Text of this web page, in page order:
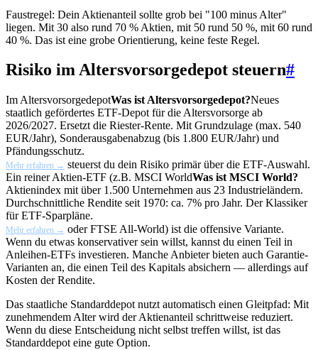
Faustregel: Dein Aktienanteil sollte grob bei "100 minus Alter"
liegen. Mit 30 also rund 70 % Aktien, mit 50 rund 50 %, mit 60 rund
40 %. Das ist eine grobe Orientierung, keine feste Regel.
Risiko im Altersvorsorgedepot steuern#
Im AltersvorsorgedepotWas ist Altersvorsorgedepot?Neues
staatlich gefördertes ETF-Depot für die Altersvorsorge ab
2026/2027. Ersetzt die Riester-Rente. Mit Grundzulage (max. 540
EUR/Jahr), Sonderausgabenabzug (bis 1.800 EUR/Jahr) und
Pfändungsschutz.
Mehr erfahren → steuerst du dein Risiko primär über die ETF-Auswahl.
Ein reiner Aktien-ETF (z.B. MSCI WorldWas ist MSCI World?
Aktienindex mit über 1.500 Unternehmen aus 23 Industrieländern.
Durchschnittliche Rendite seit 1970: ca. 7% pro Jahr. Der Klassiker
für ETF-Sparpläne.
Mehr erfahren → oder FTSE All-World) ist die offensive Variante.
Wenn du etwas konservativer sein willst, kannst du einen Teil in
Anleihen-ETFs investieren. Manche Anbieter bieten auch Garantie-
Varianten an, die einen Teil des Kapitals absichern — allerdings auf
Kosten der Rendite.
Das staatliche Standarddepot nutzt automatisch einen Gleitpfad: Mit
zunehmendem Alter wird der Aktienanteil schrittweise reduziert.
Wenn du diese Entscheidung nicht selbst treffen willst, ist das
Standarddepot eine gute Option.